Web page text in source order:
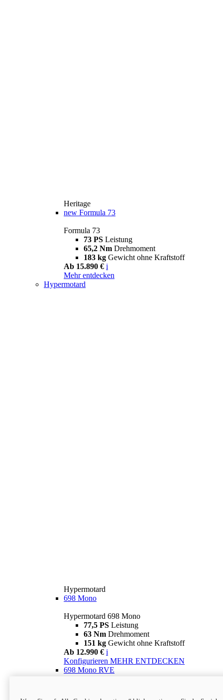
Heritage
new Formula 73
Formula 73
73 PS Leistung
65,2 Nm Drehmoment
183 kg Gewicht ohne Kraftstoff
Ab 15.890 € i
Mehr entdecken
Hypermotard
Hypermotard
698 Mono
Hypermotard 698 Mono
77,5 PS Leistung
63 Nm Drehmoment
151 kg Gewicht ohne Kraftstoff
Ab 12.990 € i
Konfigurieren MEHR ENTDECKEN
698 Mono RVE
77,5 PS
Leistung